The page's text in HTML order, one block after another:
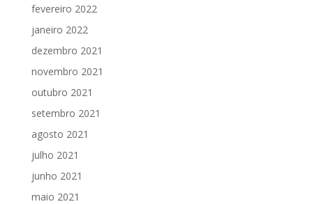
fevereiro 2022
janeiro 2022
dezembro 2021
novembro 2021
outubro 2021
setembro 2021
agosto 2021
julho 2021
junho 2021
maio 2021